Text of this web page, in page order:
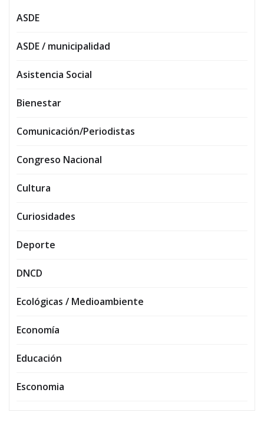
ASDE
ASDE / municipalidad
Asistencia Social
Bienestar
Comunicación/Periodistas
Congreso Nacional
Cultura
Curiosidades
Deporte
DNCD
Ecológicas / Medioambiente
Economía
Educación
Esconomia